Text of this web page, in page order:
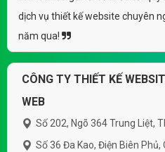
dịch vụ thiết kế website chuyên
năm qua!
CÔNG TY THIẾT KẾ
WEB
Số 202, Ngõ 364 Trung Liệt,
Số 36 Đa Kao, Điện Biên Phủ,